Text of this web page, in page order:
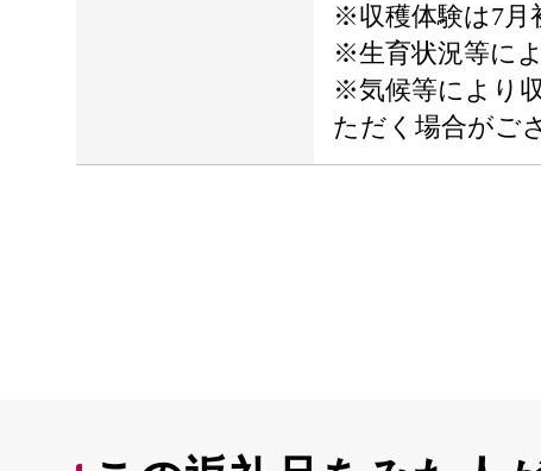
※収穫体験は7月
※生育状況等に
※気候等により
ただく場合がご